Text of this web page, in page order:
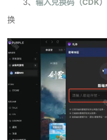
3、 输入兑换码（CDK）
换